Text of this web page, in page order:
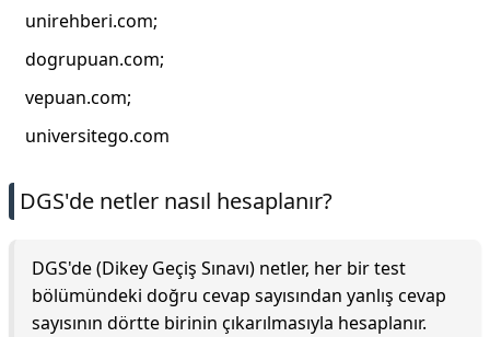
unirehberi.com;
dogrupuan.com;
vepuan.com;
universitego.com
DGS'de netler nasıl hesaplanır?
DGS'de (Dikey Geçiş Sınavı) netler, her bir test
bölümündeki doğru cevap sayısından yanlış cevap
sayısının dörtte birinin çıkarılmasıyla hesaplanır.